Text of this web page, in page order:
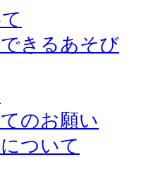
きるあそび
のお願い
ついて